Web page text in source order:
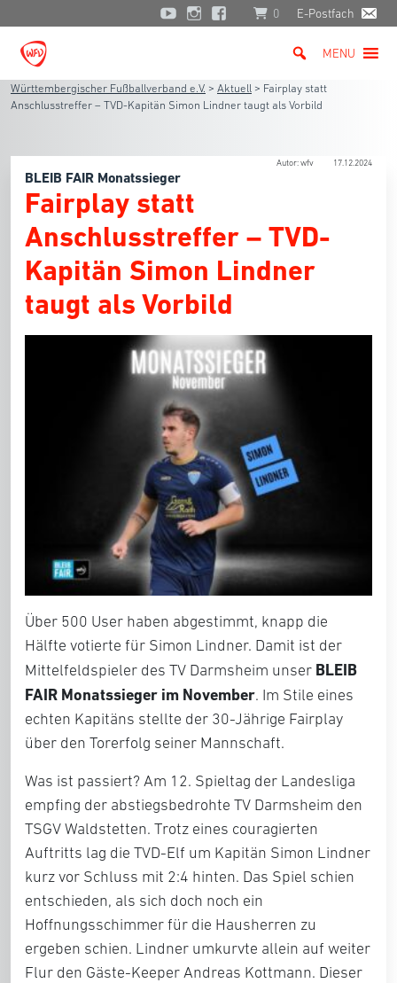
0 E-Postfach
MENU
Württembergischer Fußballverband e.V. > Aktuell > Fairplay statt
Anschlusstreffer – TVD-Kapitän Simon Lindner taugt als Vorbild
Autor: wfv 17.12.2024
BLEIB FAIR Monatssieger
Fairplay statt
Anschlusstreffer – TVD-
Kapitän Simon Lindner
taugt als Vorbild
Über 500 User haben abgestimmt, knapp die
Hälfte votierte für Simon Lindner. Damit ist der
Mittelfeldspieler des TV Darmsheim unser BLEIB
FAIR Monatssieger im November. Im Stile eines
echten Kapitäns stellte der 30-Jährige Fairplay
über den Torerfolg seiner Mannschaft.
Was ist passiert? Am 12. Spieltag der Landesliga
empfing der abstiegsbedrohte TV Darmsheim den
TSGV Waldstetten. Trotz eines couragierten
Auftritts lag die TVD-Elf um Kapitän Simon Lindner
kurz vor Schluss mit 2:4 hinten. Das Spiel schien
entschieden, als sich doch noch ein
Hoffnungsschimmer für die Hausherren zu
ergeben schien. Lindner umkurvte allein auf weiter
Flur den Gäste-Keeper Andreas Kottmann. Dieser